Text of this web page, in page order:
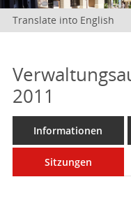
Translate into English
2011
Informationen
Sitzungen